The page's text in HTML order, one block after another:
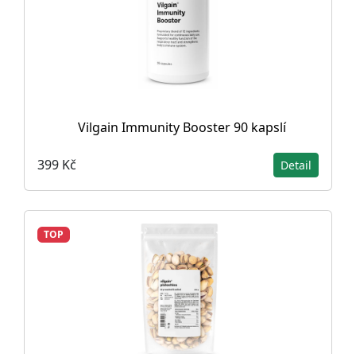
Vilgain Immunity Booster 90 kapslí
399 Kč Detail
TOP